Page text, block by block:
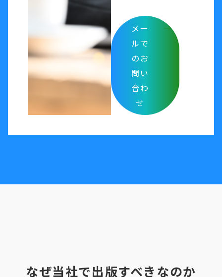
メー
ルで
のお
問い
合わ
せ
なぜ当社で出版すべきなのか